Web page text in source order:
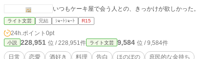
いつもケーキ屋で会う人との、きっかけが欲しかった。
ライト文芸 完結 ｼｮｰﾄｼｮｰﾄ R15
24h.ポイント 0pt
小説 228,951 位 / 228,951件 ライト文芸 9,584 位 / 9,584件
日常 恋愛 酒好き 料理 告白 ほのぼの
庶民的な金持ち